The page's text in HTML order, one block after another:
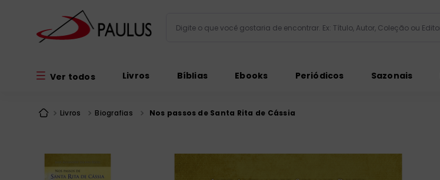
Ver todos Livros Bíblias Ebooks Periódicos Sazonais
Livros Biografias Nos passos de Santa Rita de Cássia